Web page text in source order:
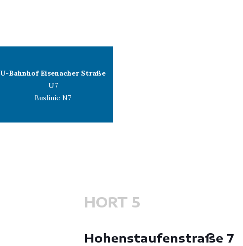
U-Bahnhof Eisenacher Straße
U7
Buslinie N7
HORT 5
Hohenstaufenstraße 7